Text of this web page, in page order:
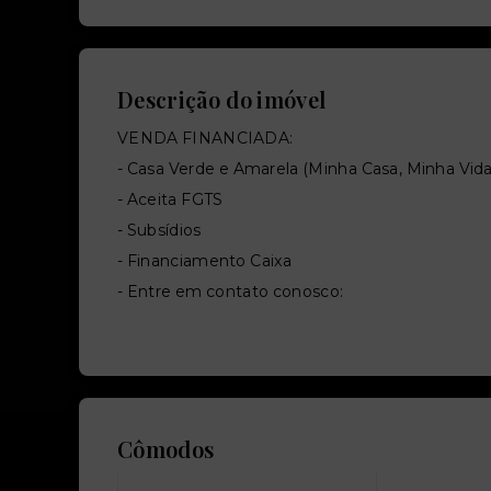
Descrição do imóvel
VENDA FINANCIADA:
- Casa Verde e Amarela (Minha Casa, Minha
- Aceita FGTS
- Subsídios
- Financiamento Caixa
- Entre em contato conosco:
Cômodos